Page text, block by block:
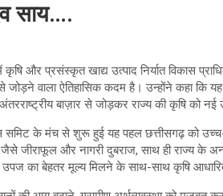
साय….
और प्रसंस्कृत खाद्य उत्पाद निर्यात विकास
जोड़ने वाला ऐतिहासिक कदम है। उन्होंने कहा
बाज़ार से जोड़कर राज्य की कृषि को नई
समिट के मंच से शुरू हुई यह पहल छत्तीसगढ़ को
जीराफूल और नागरी दुबराज, साथ ही राज्य के
का बेहतर मूल्य मिलने के साथ-साथ कृषि आधारित